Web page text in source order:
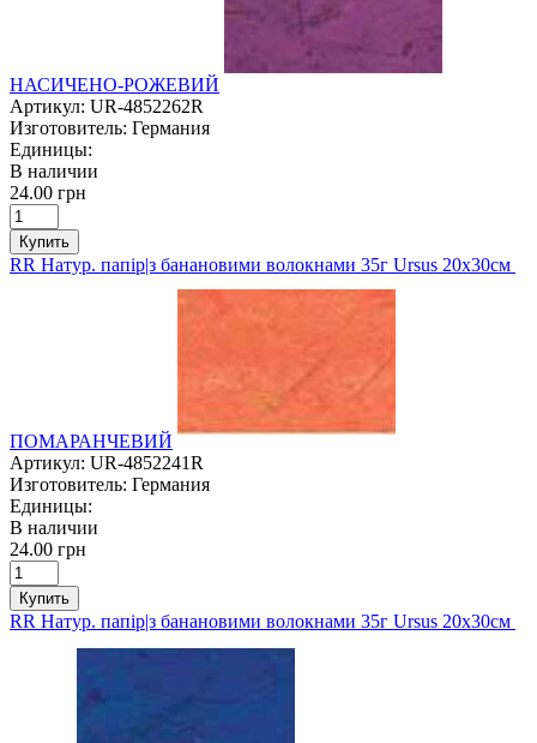
НАСИЧЕНО-РОЖЕВИЙ
Артикул: UR-4852262R
Изготовитель: Германия
Единицы:
В наличии
24.00 грн
Купить
RR Натур. папір|з банановими волокнами 35г Ursus 20х30см
ПОМАРАНЧЕВИЙ
Артикул: UR-4852241R
Изготовитель: Германия
Единицы:
В наличии
24.00 грн
Купить
RR Натур. папір|з банановими волокнами 35г Ursus 20х30см